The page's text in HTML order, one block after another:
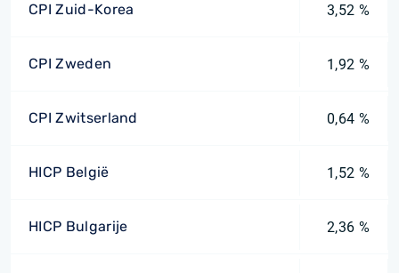
CPI Zuid-Korea 3,52 %
CPI Zweden 1,92 %
CPI Zwitserland 0,64 %
HICP België 1,52 %
HICP Bulgarije 2,36 %